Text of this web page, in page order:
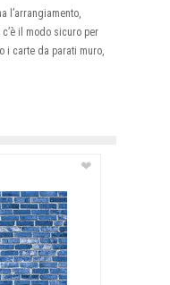
l’arrangiamento,
il modo sicuro per
i carte da parati muro,
❤